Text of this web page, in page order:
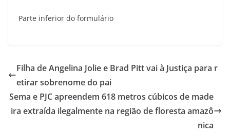
Parte inferior do formulário
Filha de Angelina Jolie e Brad Pitt vai à Justiça para r
etirar sobrenome do pai
Sema e PJC apreendem 618 metros cúbicos de made
ira extraída ilegalmente na região de floresta amazô
nica